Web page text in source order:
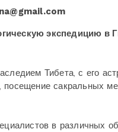
@gmail.com
экспедицию в
Тибета, с его
сакральных
в различных